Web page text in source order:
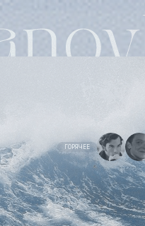
ГОРЯЧЕЕ